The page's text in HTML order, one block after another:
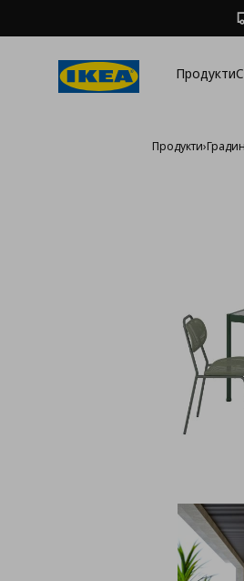
Продукти
Продукти›